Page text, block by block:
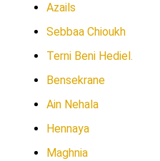
Azails
Sebbaa Chioukh
Terni Beni Hediel.
Bensekrane
Ain Nehala
Hennaya
Maghnia